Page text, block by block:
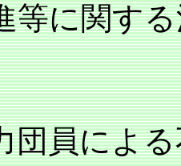
等に関す
団員によ